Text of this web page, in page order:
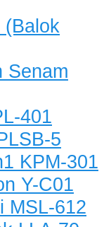
Senam
401
5
KPM-301
Y-C01
MSL-612